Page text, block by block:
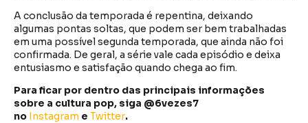
A conclusão da temporada é repentina, deixando
algumas pontas soltas, que podem ser bem trabalhadas
em uma possível segunda temporada, que ainda não foi
confirmada. De geral, a série vale cada episódio e deixa
entusiasmo e satisfação quando chega ao fim.
Para ficar por dentro das principais informações
sobre a cultura pop, siga @6vezes7
no Instagram e Twitter.